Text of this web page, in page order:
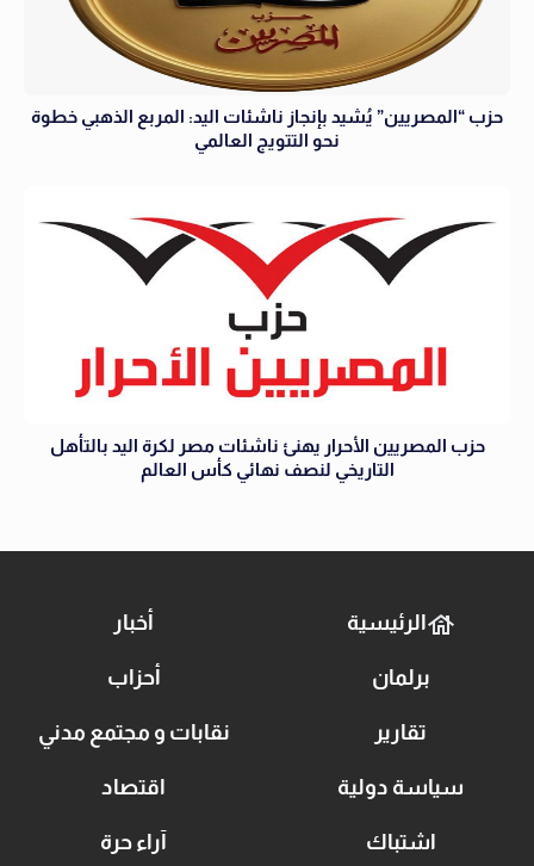
حزب “المصريين” يُشيد بإنجاز ناشئات اليد: المربع الذهبي خطوة
نحو التتويج العالمي
حزب المصريين الأحرار يهنئ ناشئات مصر لكرة اليد بالتأهل
التاريخي لنصف نهائي كأس العالم
الرئيسية أخبار
برلمان أحزاب
تقارير نقابات و مجتمع مدني
سياسة دولية اقتصاد
اشتباك آراء حرة